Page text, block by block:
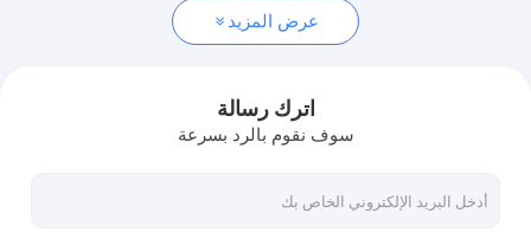
نظام الجدار الحاجز الزجاجي
عرض المزيد
اترك رسالة
سوف نقوم بالرد بسرعة